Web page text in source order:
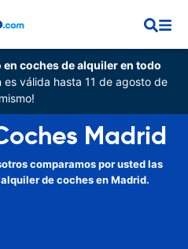
coches de alquiler en todo
es válida hasta 11 de agosto de
Madrid
comparamos por usted las
de coches en Madrid.